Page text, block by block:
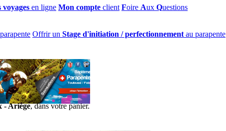
voyages en ligne Mon compte client Foire Aux Questions
Offrir un Stage d'initiation / perfectionnement au parapente
- Ariège, dans votre panier.